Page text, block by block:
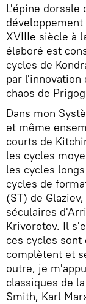
L'épine dorsale
XVIIIe siècle à
élaboré est
cycles de
par l'innovation
chaos de
Dans mon
et même
courts de
les cycles
les cycles
cycles de
(ST) de
séculaires
Krivorotov. Il
ces cycles
complètent et
outre, je
classiques de
Smith, Karl